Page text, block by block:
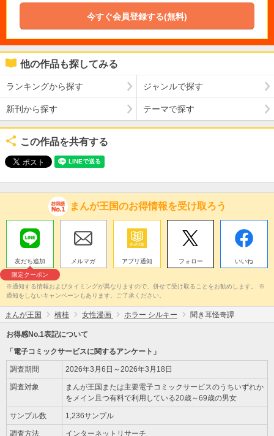
今すぐ会員登録する(無料)
他の作品も探してみる
ランキングから探す ジャンルで探す
新刊から探す テーマで探す
この作品を共有する
まんが王国のお得情報を受け取ろう
友だち追加
限定クーポン
メルマガ アプリ通知 フォロー いいね
※通知する情報およびタイミングが異なりますので、併せて受け取ることをお勧めします。 ※
通知をしないキャンペーンもあります。ご了承ください。
まんが王国 楠桂 女性漫画 ホラー シルキー 聞き耳怪奇譚
お得感No.1表記について
「電子コミックサービスに関するアンケート」
調査期間 2026年3月6日～2026年3月18日
調査対象
まんが王国または主要電子コミックサービスのうちいずれか
をメイン且つ有料で利用している20歳～69歳の男女
サンプル数 1,236サンプル
調査方法 インターネットリサーチ